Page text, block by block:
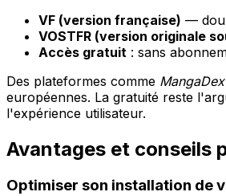
VF (version française) —
VOSTFR (version originale
Accès gratuit : sans
Des plateformes comme MangaDex
européennes. La gratuité reste
l'expérience utilisateur.
Avantages et conseils
Optimiser son installation de